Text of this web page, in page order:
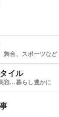
舞台、スポーツなど
イル
容…暮らし豊かに